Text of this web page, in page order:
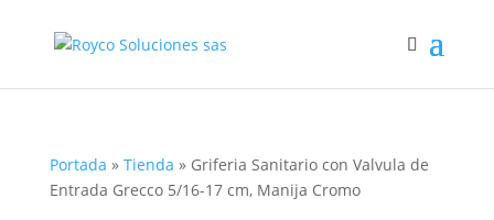
Portada » Tienda » Griferia Sanitario con Valvula de
Entrada Grecco 5/16-17 cm, Manija Cromo